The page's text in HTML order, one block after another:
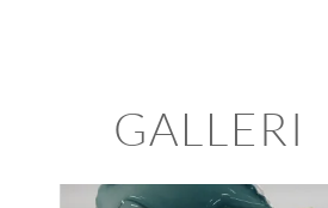
GALLERI